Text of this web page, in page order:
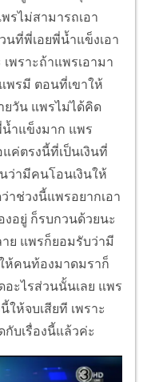
รไม่สามารถเอา
นที่พี่เอยพี่น้ำแข็งเอา
พราะถ้าแพรเอามา
พรมี ตอนที่เขาให้
วัน แพรไม่ได้คิด
น้ำแข็งมาก แพร
ค่ตรงนี้ที่เป็นเงินที่
ว่ามีคนโอนเงินให้
าช่วงนี้แพรอยากเอา
งอยู่ ก็รบกวนด้วยนะ
าย แพรก็ยอมรับว่ามี
ห้คนท้องมาดมราก็
ะไรส่วนนั้นเลย แพร
ห้จบเสียที เพราะ
บเรื่องนี้แล้วค่ะ